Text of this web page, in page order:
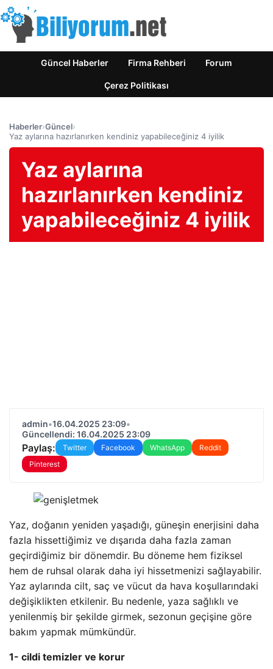
Güncel Haberler Firma Rehberi Forum
Çerez Politikası
Haberler›Güncel›
Yaz aylarına hazırlanırken kendiniz yapabileceğiniz 4 iyilik
Yaz aylarına
hazırlanırken kendiniz
yapabileceğiniz 4 iyilik
admin•16.04.2025 23:09•
Güncellendi: 16.04.2025 23:09
Paylaş: Twitter Facebook WhatsApp
Reddit
Pinterest
Yaz, doğanın yeniden yaşadığı, güneşin enerjisini daha
fazla hissettiğimiz ve dışarıda daha fazla zaman
geçirdiğimiz bir dönemdir. Bu döneme hem fiziksel
hem de ruhsal olarak daha iyi hissetmenizi sağlayabilir.
Yaz aylarında cilt, saç ve vücut da hava koşullarındaki
değişiklikten etkilenir. Bu nedenle, yaza sağlıklı ve
yenilenmiş bir şekilde girmek, sezonun geçişine göre
bakım yapmak mümkündür.
1- cildi temizler ve korur